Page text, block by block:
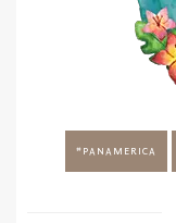
PANAMERICA